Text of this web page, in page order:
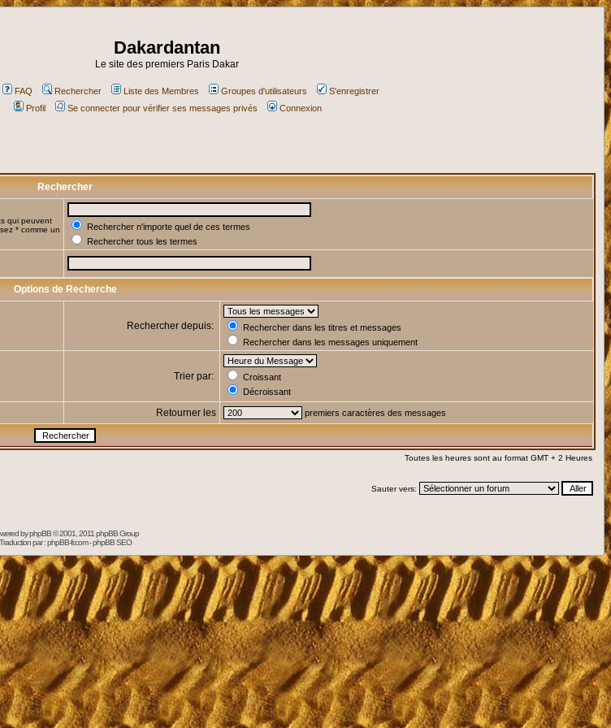
Dakardantan
Le site des premiers Paris Dakar
FAQ Rechercher Liste des Membres Groupes d'utilisateurs
S'enregistrer
Profil
Se connecter pour vérifier ses messages privés Connexion
Rechercher
qui peuvent
* comme un
Rechercher n'importe quel de ces termes
Rechercher tous les termes
Options de Recherche
Rechercher depuis:
Rechercher dans les titres et messages
Rechercher dans les messages uniquement
Trier par:
Croissant
Décroissant
Retourner les premiers caractères des messages
Toutes les heures sont au format GMT + 2 Heures
Sauter vers:
byphpBB© 2001, 2011 phpBB Group
Traduction par :phpBB-fr.com-phpBB SEO